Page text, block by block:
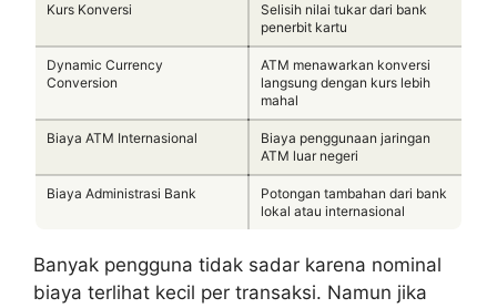
Kurs Konversi
Selisih nilai tukar dari bank
penerbit kartu
Dynamic Currency
Conversion
ATM menawarkan konversi
langsung dengan kurs lebih
mahal
Biaya ATM Internasional
Biaya penggunaan jaringan
ATM luar negeri
Biaya Administrasi Bank
Potongan tambahan dari bank
lokal atau internasional
Banyak pengguna tidak sadar karena nominal
biaya terlihat kecil per transaksi. Namun jika